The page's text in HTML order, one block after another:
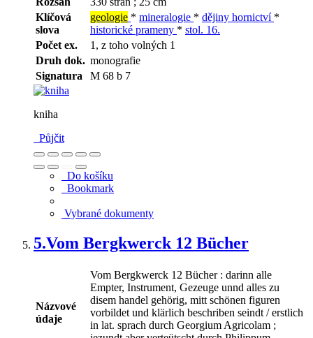
Klíčová
slova
geologie * mineralogie * dějiny hornictví *
historické prameny * stol. 16.
Počet ex.
1, z toho volných 1
Druh dok. monografie
Signatura
M 68 b 7
kniha
Půjčit
Do košíku
Bookmark
Vybrané dokumenty
5.Vom Bergkwerck 12 Bücher
Názvové
údaje
Vom Bergkwerck 12 Bücher : darinn alle
Empter, Instrument, Gezeuge unnd alles zu
disem handel gehörig, mitt schönen figuren
vorbildet und klärlich beschriben seindt / erstlich
in lat. sprach durch Georgium Agricolam ;